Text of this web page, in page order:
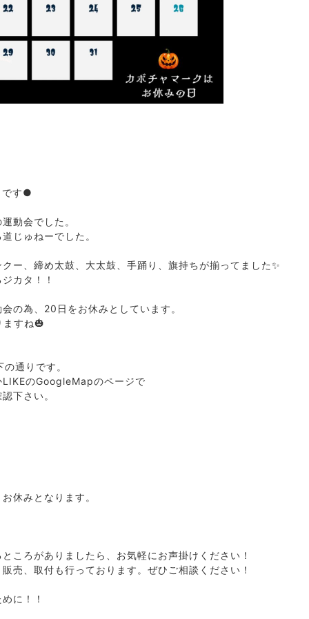
です●
動会でした。
じゅねーでした。
ー、締め太鼓、大太鼓、手踊り、旗持ちが揃ってました✨
カタ！！
の為、20日をお休みとしています。
すね🎃
通りです。
のGoogleMapのページで
下さい。
休みとなります。
ころがありましたら、お気軽にお声掛けください！
売、取付も行っております。ぜひご相談ください！
に！！